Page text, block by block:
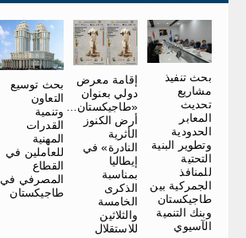
بحث تنفيذ
مشاريع
تحديث
المعابر
الحدودية
وتطوير البنية
التحتية
للمنافذ
الجمركية بين
طاجيكستان
وبنك التنمية
الآسيوي
إقامة معرض
دولي بعنوان
«طاجيكستان…
أرض الكنوز
الأثرية
النادرة» في
إيطاليا
بمناسبة
الذكرى
الخامسة
والثلاثين
للاستقلال
بحث توسيع
التعاون
وتنمية
القدرات
المهنية
للعاملين في
القطاع
المصرفي في
طاجيكستان